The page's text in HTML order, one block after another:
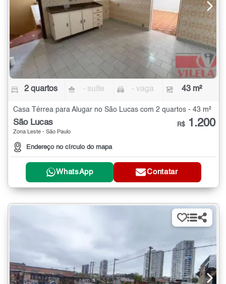
2 quartos - suíte - vaga 43 m²
Casa Térrea para Alugar no São Lucas com 2 quartos - 43 m²
São Lucas
Zona Leste - São Paulo
Endereço no círculo do mapa
R$ 1.200
WhatsApp Contatar